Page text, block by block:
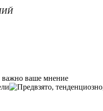
ваше мнение